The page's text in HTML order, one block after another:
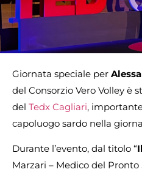
Giornata speciale per
del Consorzio Vero Volley è
del Tedx Cagliari,
capoluogo sardo nella
Durante l’evento, dal titolo “
Marzari – Medico del Pronto